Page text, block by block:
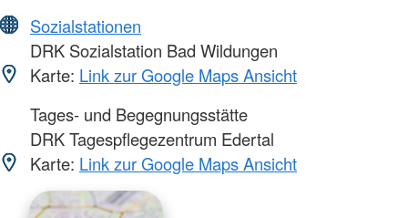
Sozialstationen
DRK Sozialstation Bad Wildungen
Karte: Link zur Google Maps Ansicht
Tages- und Begegnungsstätte
DRK Tagespflegezentrum Edertal
Karte: Link zur Google Maps Ansicht